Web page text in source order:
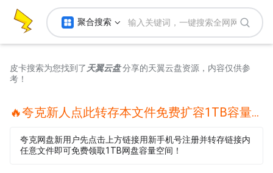
聚合搜索
皮卡搜索为您找到了 天翼云盘分享的天翼云盘资源，内容仅供参
考！
🔥夸克新人点此转存本文件免费扩容1TB容量🔥
夸克网盘新用户先点击上方链接用新手机号注册并转存链接内
任意文件即可免费领取1TB网盘容量空间！